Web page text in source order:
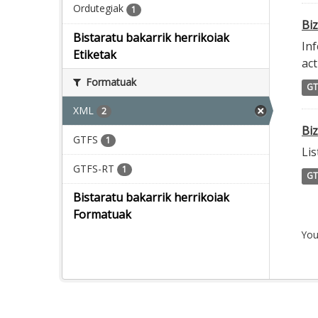
Ordutegiak 1
Bistaratu bakarrik herrikoiak
Etiketak
Formatuak
XML 2
GTFS 1
GTFS-RT 1
Bistaratu bakarrik herrikoiak
Formatuak